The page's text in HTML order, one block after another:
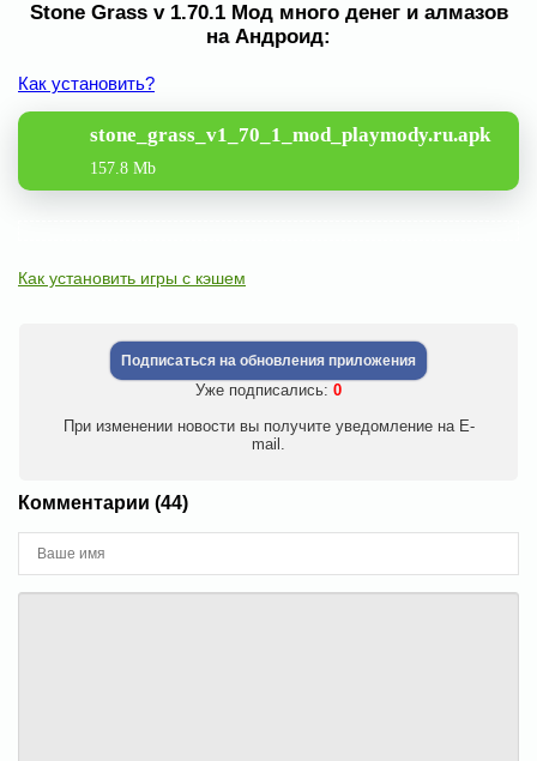
Stone Grass v 1.70.1 Мод много денег и алмазов
на Андроид:
Как установить?
stone_grass_v1_70_1_mod_playmody.ru.apk
157.8 Mb
Как установить игры с кэшем
Подписаться на обновления приложения
Уже подписались: 0
При изменении новости вы получите уведомление на E-
mail.
Комментарии (44)